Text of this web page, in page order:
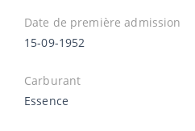
Date de première admission
15-09-1952
Carburant
Essence